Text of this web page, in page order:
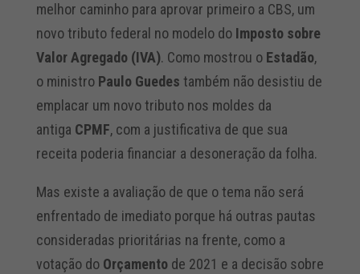
melhor caminho para aprovar primeiro a CBS, um
novo tributo federal no modelo do Imposto sobre
Valor Agregado (IVA). Como mostrou o Estadão,
o ministro Paulo Guedes também não desistiu de
emplacar um novo tributo nos moldes da
antiga CPMF, com a justificativa de que sua
receita poderia financiar a desoneração da folha.
Mas existe a avaliação de que o tema não será
enfrentado de imediato porque há outras pautas
consideradas prioritárias na frente, como a
votação do Orçamentode 2021 e a decisão sobre